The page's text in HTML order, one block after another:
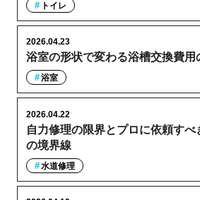
トイレ
浴室の形状で変わる浴槽交換費用
2026.04.23
浴室
自力修理の限界とプロに依頼すべ
の境界線
2026.04.22
水道修理